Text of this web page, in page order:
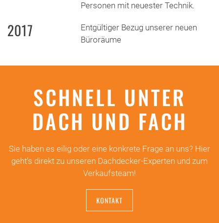
Personen mit neuester Technik.
2017
Entgültiger Bezug unserer neuen
Büroräume
SCHNELL UNTER
DACH UND FACH
Sie haben es eilig oder eine konkrete Frage an uns? Hier
geht’s direkt zu unseren Dachdecker-Experten und zum
Verkaufsteam!
KONTAKT